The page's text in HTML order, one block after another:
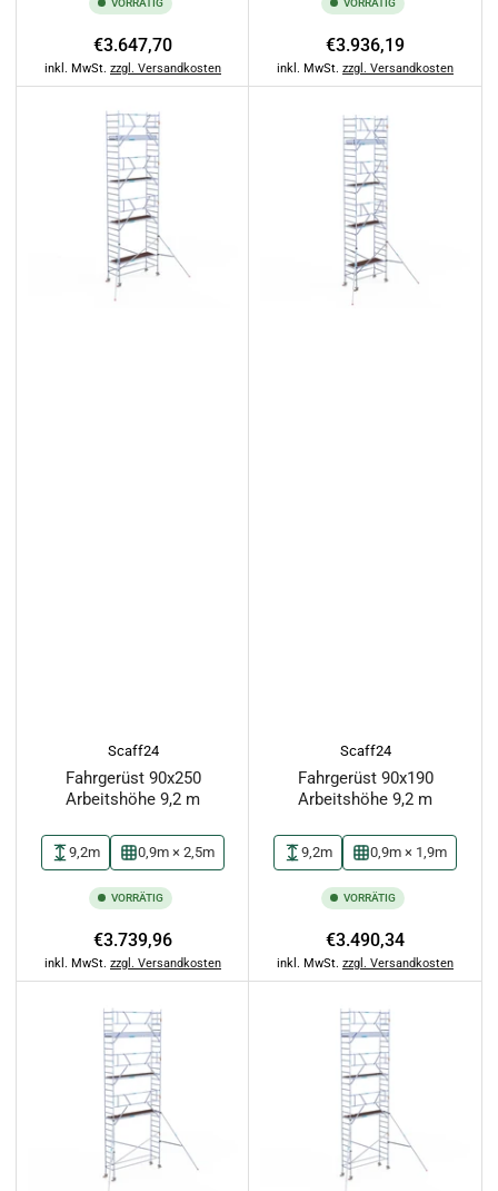
VORRÄTIG
Normaler
Preis
€3.647,70
inkl. MwSt. zzgl. Versandkosten
VORRÄTIG
Normaler
Preis
€3.936,19
inkl. MwSt. zzgl. Versandkosten
Scaff24
Fahrgerüst 90x250
Arbeitshöhe 9,2 m
9,2m 0,9m × 2,5m
VORRÄTIG
Normaler
Preis
€3.739,96
inkl. MwSt. zzgl. Versandkosten
Scaff24
Fahrgerüst 90x190
Arbeitshöhe 9,2 m
9,2m 0,9m × 1,9m
VORRÄTIG
Normaler
Preis
€3.490,34
inkl. MwSt. zzgl. Versandkosten